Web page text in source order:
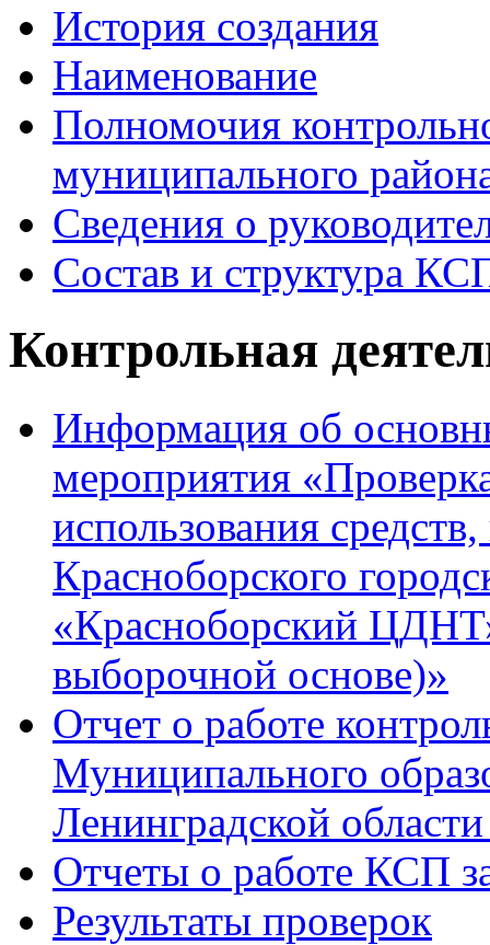
История создания
Наименование
Полномочия
муниципального
Сведения о
Состав и структура
Контрольная
Информация об
мероприятия
использования
Красноборского
«Красноборский
выборочной основе)»
Отчет о работе
Муниципального
Ленинградской
Отчеты о работе КСП
Результаты проверок